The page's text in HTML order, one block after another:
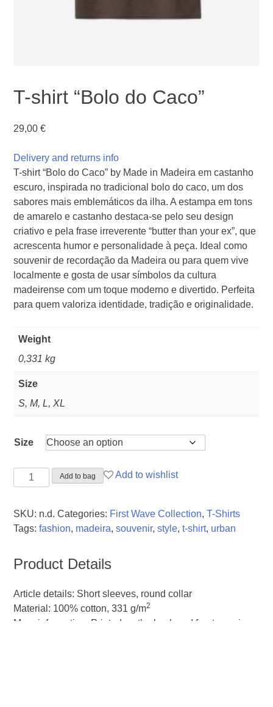
T-shirt “Bolo do Caco”
29,00€
Delivery and returns info
T-shirt “Bolo do Caco” by Made in Madeira em castanho
escuro, inspirada no tradicional bolo do caco, um dos
sabores mais emblemáticos da ilha. A estampa em tons
de amarelo e castanho destaca-se pelo seu design
criativo e pela frase irreverente “butter than your ex”, que
acrescenta humor e personalidade à peça. Ideal como
souvenir de recordação da Madeira ou para quem vive
localmente e gosta de usar símbolos da cultura
madeirense com um toque moderno e divertido. Perfeita
para quem valoriza identidade, tradição e originalidade.
Weight
0,331 kg
Size
S, M, L, XL
Size
shirt
do
Caco"
Add to bag Add to wishlist
SKU: n.d. Categories: First Wave Collection,T-Shirts
Tags:fashion, madeira,souvenir,style,t-shirt, urban
Product Details
Article details: Short sleeves, round collar
Material: 100% cotton, 331 g/m2
More information: Printed on the back and front, a unisex